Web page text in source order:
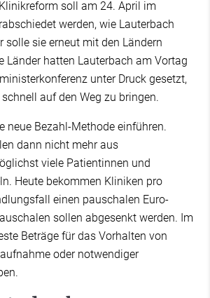
soll am 24. April im
werden, wie Lauterbach
solle sie erneut mit den Ländern
Länder hatten Lauterbach am Vortag
unter Druck gesetzt,
auf den Weg zu bringen.
neue Bezahl-Methode einführen.
dann nicht mehr aus
viele Patientinnen und
Heute bekommen Kliniken pro
einen pauschalen Euro-
sollen abgesenkt werden. Im
Beträge für das Vorhalten von
oder notwendiger